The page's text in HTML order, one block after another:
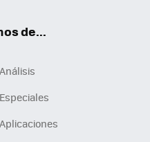
de...
Análisis
Especiales
Aplicaciones